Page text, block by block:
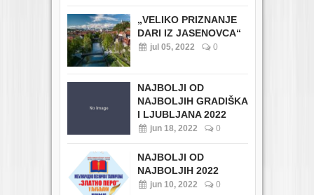
„VELIKO PRIZNANJE
DARI IZ JASENOVCA“
jul 05, 2022 0
NAJBOLJI OD
NAJBOLJIH GRADIŠKA
I LJUBLJANA 2022
jun 18, 2022 0
NAJBOLJI OD
NAJBOLJIH 2022
jun 10, 2022 0